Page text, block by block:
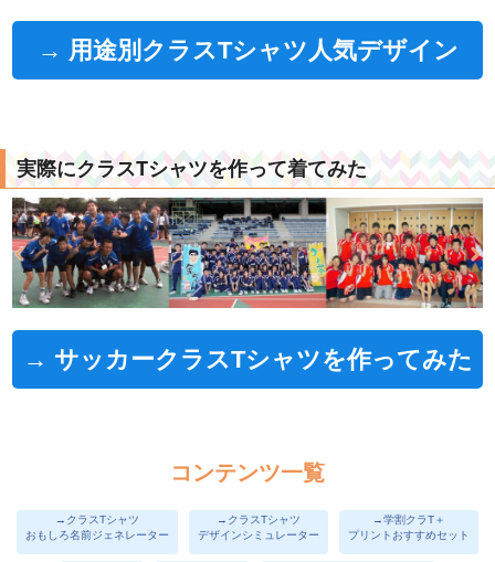
→ 用途別クラスTシャツ人気デザイン
実際にクラスTシャツを作って着てみた
→ サッカークラスTシャツを作ってみた
コンテンツ一覧
→クラスTシャツ
おもしろ名前ジェネレーター
→クラスTシャツ
デザインシミュレーター
→学割クラT＋
プリントおすすめセット